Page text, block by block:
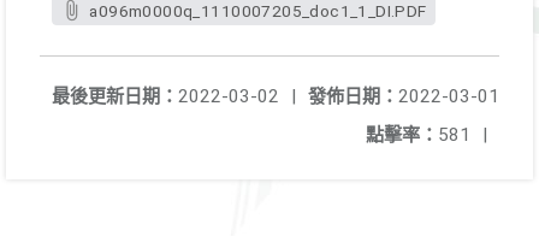
a096m0000q_1110007205_doc1_1_DI.PDF
發佈日期： 2022-03-01
最後更新日期： 2022-03-02
|
點擊率： 581 |